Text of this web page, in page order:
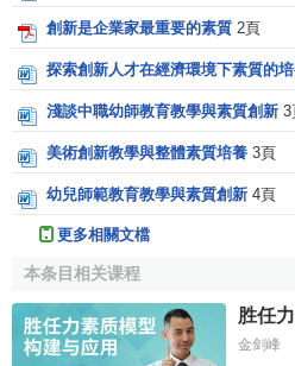
創新是企業家最重要的素質 2頁
探索創新人才在經濟環境下素質的
淺談中職幼師教育教學與素質創新 3
美術創新教學與整體素質培養 3頁
幼兒師範教育教學與素質創新 4頁
更多相關文檔
本条目相关课程
胜任
金剑峰